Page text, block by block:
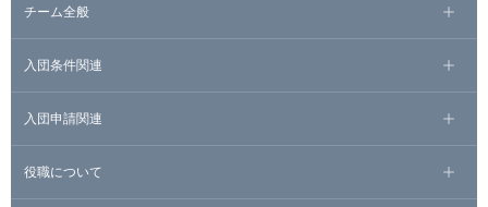
チーム全般
入団条件関連
入団申請関連
役職について